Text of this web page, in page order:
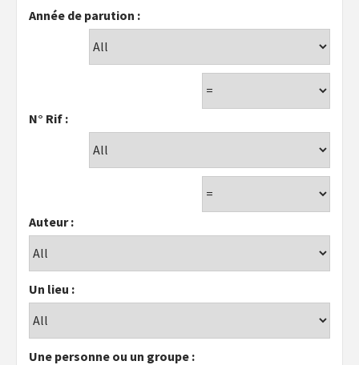
Année de parution :
N° Rif :
Auteur :
Un lieu :
Une personne ou un groupe :